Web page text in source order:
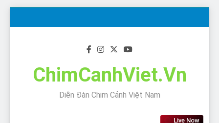
ChimCanhViet.Vn
Diễn Đàn Chim Cảnh Việt Nam
Live Now